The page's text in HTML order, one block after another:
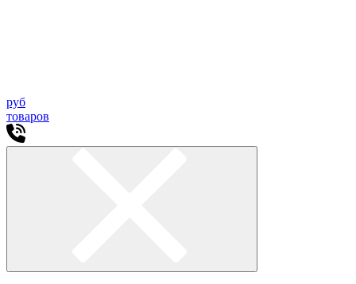
руб
товаров